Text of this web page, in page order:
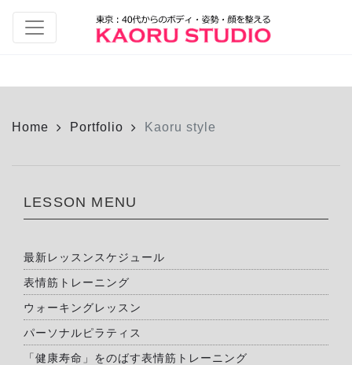
Home Portfolio Kaoru style
LESSON MENU
最新レッスンスケジュール
表情筋トレーニング
ウォーキングレッスン
パーソナルピラティス
「健康寿命」をのばす表情筋トレーニング